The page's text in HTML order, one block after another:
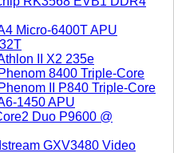
Micro-6400T APU
II X2 235e
8400 Triple-Core
II P840 Triple-Core
1450 APU
Duo P9600 @
GXV3480 Video